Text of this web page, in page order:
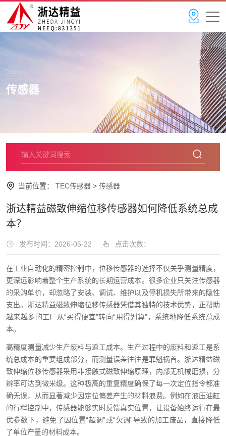
Sensor
传感器
当前位置： TEC传感器 > 传感器
浙达精益磁致伸缩位移传感器如何降低系统总成
本？
发布时间：2026-05-22 点击次数：
在工业自动化的精密控制中，位移传感器的选择不仅关乎测量精度，
更深远影响着整个生产系统的长期运营成本。很多企业只关注传感器
的采购单价，却忽略了安装、调试、维护以及停机损失所带来的隐性
支出。浙达精益磁致伸缩位移传感器凭借其独特的技术优势，正帮助
越来越多的工厂从“买得便宜”转向“用得划算”，系统地降低系统总成
本。
高精度测量减少生产废料与返工成本。生产过程中的废料和返工是系
统总成本的重要组成部分，而测量误差往往是罪魁祸首。浙达精益磁
致伸缩位移传感器采用非接触式磁致伸缩原理，内部无机械磨损，分
辨率可达到微米级。这种极高的重复精度确保了每一次定位指令都准
确无误，从而显著减少因定位偏差产生的材料浪费。例如在液压油缸
的行程控制中，传感器能够实时反馈真实位置，让设备始终运行在最
优参数下，避免了因位置“超调”或“欠调”导致的加工废品，直接降低
了单位产量的材料成本。